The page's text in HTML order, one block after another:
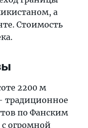
а
Стоимость
2200 м
традиционное
по Фанским
огромной